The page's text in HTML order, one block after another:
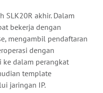
SLK20R akhir. Dalam
bekerja dengan
mengambil pendaftaran
dengan
ke dalam perangkat
template
jaringan IP.